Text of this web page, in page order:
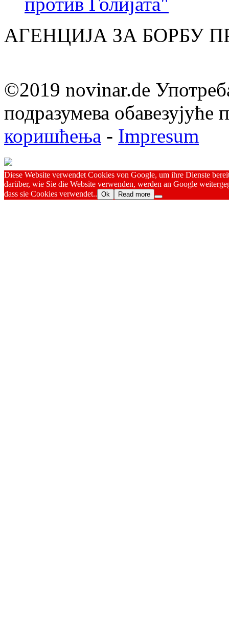
АГЕНЦИЈА ЗА БОРБУ
©2019 novinar.de
подразумева обавезујуће
коришћења - Impresum
Diese Website verwendet Cookies von Google, um ihre Dienste
darüber, wie Sie die Website verwenden, werden an Google
dass sie Cookies verwendet.. Ok Read more